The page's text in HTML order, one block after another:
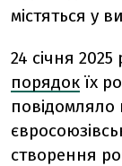
містяться у
24 січня 2025
порядок їх
створення